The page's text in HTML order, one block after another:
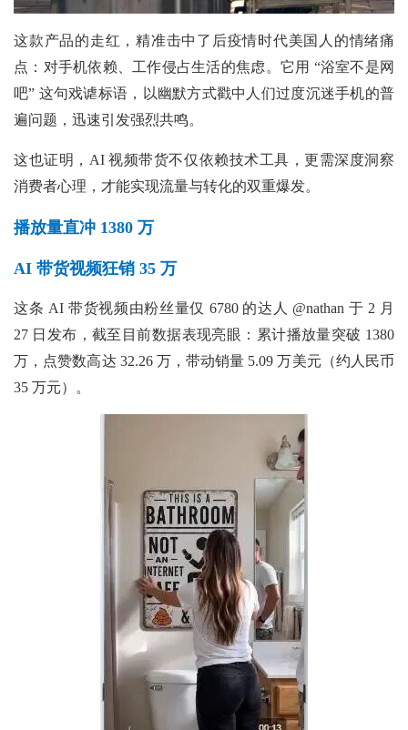
这款产品的走红，精准击中了后疫情时代美国人的情绪痛
点：对手机依赖、工作侵占生活的焦虑。它用 “浴室不是网
吧” 这句戏谑标语，以幽默方式戳中人们过度沉迷手机的普
遍问题，迅速引发强烈共鸣。
这也证明，AI 视频带货不仅依赖技术工具，更需深度洞察
消费者心理，才能实现流量与转化的双重爆发。
播放量直冲 1380 万
AI 带货视频狂销 35 万
这条 AI 带货视频由粉丝量仅 6780 的达人 @nathan 于 2 月
27 日发布，截至目前数据表现亮眼：累计播放量突破 1380
万，点赞数高达 32.26 万，带动销量 5.09 万美元（约人民币
35 万元）。